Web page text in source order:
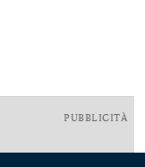
PUBBLICITÀ